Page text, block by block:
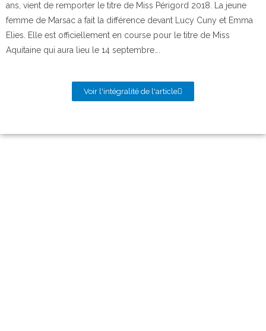
ans, vient de remporter le titre de Miss Périgord 2018. La jeune
femme de Marsac a fait la différence devant Lucy Cuny et Emma
Elies. Elle est officiellement en course pour le titre de Miss
Aquitaine qui aura lieu le 14 septembre….
Voir l'intégralité de l'article